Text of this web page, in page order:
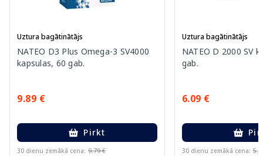
Uztura bagātinātājs
NATEO D3 Plus Omega-3 SV4000
kapsulas, 60 gab.
9.89 €
Pirkt
30 dienu zemākā cena: 9.79 €
Uztura bagātinātājs
NATEO D 2000 SV
gab.
6.09 €
30 dienu zemākā cena: